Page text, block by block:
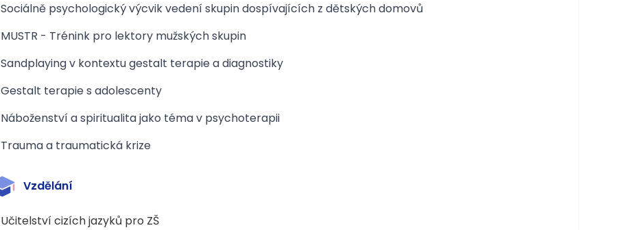
Sociálně psychologický výcvik vedení skupin dospívajících z dětských domovů
MUSTR - Trénink pro lektory mužských skupin
Sandplaying v kontextu gestalt terapie a diagnostiky
Gestalt terapie s adolescenty
Náboženství a spiritualita jako téma v psychoterapii
Trauma a traumatická krize
Vzdělání
Učitelství cizích jazyků pro ZŠ